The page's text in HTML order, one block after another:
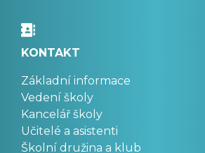
KONTAKT
Základní informace
Vedení školy
Kancelář školy
Učitelé a asistenti
Školní družina a klub